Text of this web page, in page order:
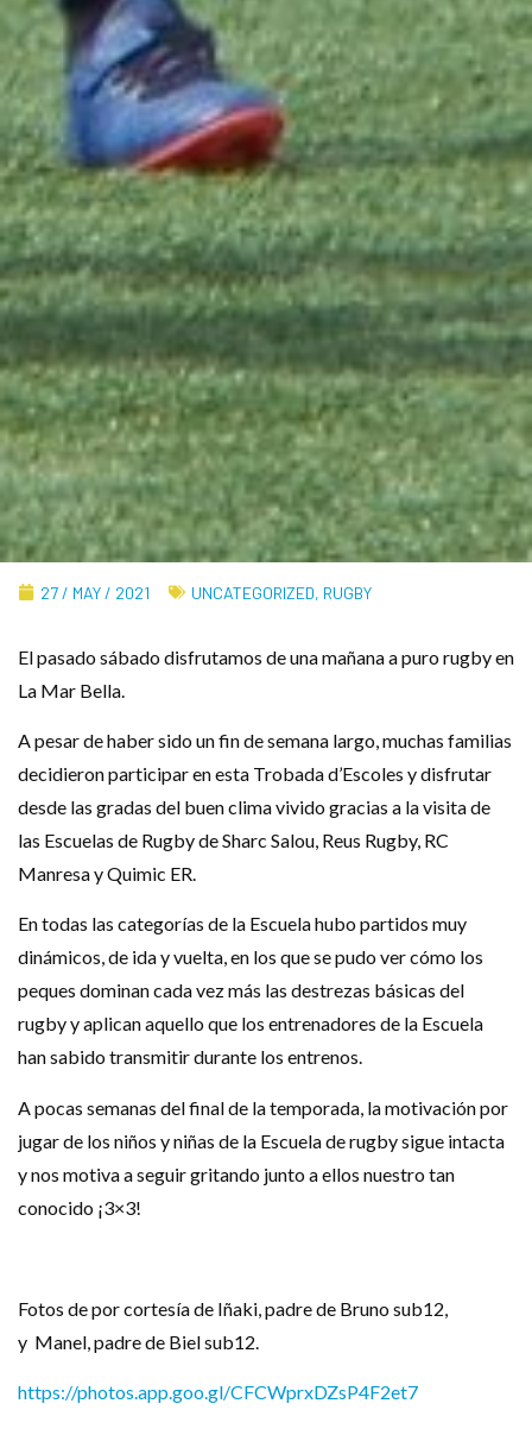
27 / MAY / 2021 UNCATEGORIZED, RUGBY
El pasado sábado disfrutamos de una mañana a puro rugby en
La Mar Bella.
A pesar de haber sido un fin de semana largo, muchas familias
decidieron participar en esta Trobada d’Escoles y disfrutar
desde las gradas del buen clima vivido gracias a la visita de
las Escuelas de Rugby de Sharc Salou, Reus Rugby, RC
Manresa y Quimic ER.
En todas las categorías de la Escuela hubo partidos muy
dinámicos, de ida y vuelta, en los que se pudo ver cómo los
peques dominan cada vez más las destrezas básicas del
rugby y aplican aquello que los entrenadores de la Escuela
han sabido transmitir durante los entrenos.
A pocas semanas del final de la temporada, la motivación por
jugar de los niños y niñas de la Escuela de rugby sigue intacta
y nos motiva a seguir gritando junto a ellos nuestro tan
conocido ¡3×3!
Fotos de por cortesía de Iñaki, padre de Bruno sub12,
y Manel, padre de Biel sub12.
https://photos.app.goo.gl/CFCWprxDZsP4F2et7